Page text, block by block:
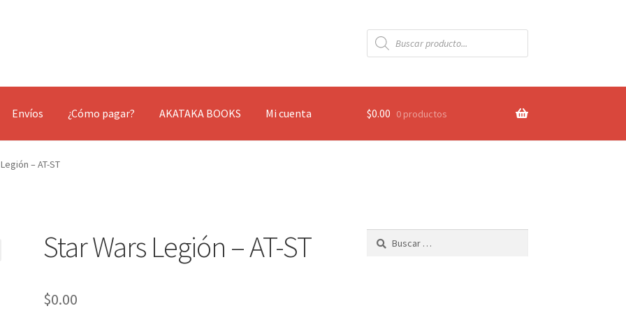
Búsqueda
de
productos
Envíos ¿Cómo pagar? AKATAKA BOOKS Mi cuenta $0.00 0 productos
– AT-ST
Star Wars Legión – AT-ST
$0.00
Buscar: